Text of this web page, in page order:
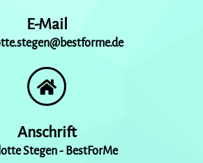
E-Mail
Anschrift
Stegen - BestForMe